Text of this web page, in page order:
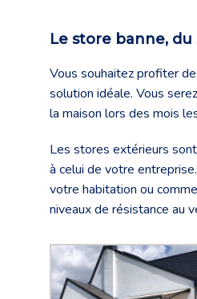
Le store banne,
Vous souhaitez profiter
solution idéale. Vous
la maison lors des mois
Les stores extérieurs
à celui de votre
votre habitation ou
niveaux de résistance au